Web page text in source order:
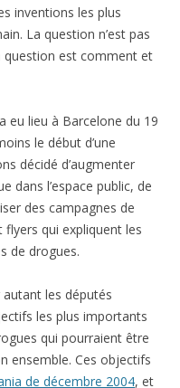
inventions les plus
La question n’est pas
question est comment et
eu lieu à Barcelone du 19
le début d’une
décidé d’augmenter
dans l’espace public, de
des campagnes de
qui expliquent les
de drogues.
les députés
les plus importants
qui pourraient être
ensemble. Ces objectifs
de décembre 2004, et